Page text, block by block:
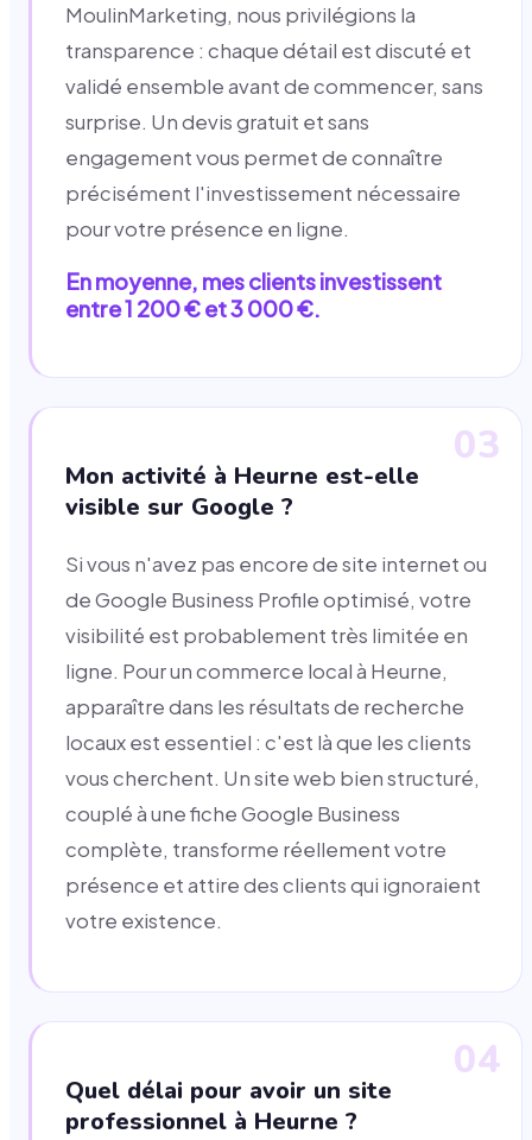
MoulinMarketing, nous privilégions la
transparence : chaque détail est discuté et
validé ensemble avant de commencer, sans
surprise. Un devis gratuit et sans
engagement vous permet de connaître
précisément l'investissement nécessaire
pour votre présence en ligne.
En moyenne, mes clients investissent
entre 1 200 € et 3 000 €.
03
Mon activité à Heurne est-elle
visible sur Google ?
Si vous n'avez pas encore de site internet ou
de Google Business Profile optimisé, votre
visibilité est probablement très limitée en
ligne. Pour un commerce local à Heurne,
apparaître dans les résultats de recherche
locaux est essentiel : c'est là que les clients
vous cherchent. Un site web bien structuré,
couplé à une fiche Google Business
complète, transforme réellement votre
présence et attire des clients qui ignoraient
votre existence.
04
Quel délai pour avoir un site
professionnel à Heurne ?